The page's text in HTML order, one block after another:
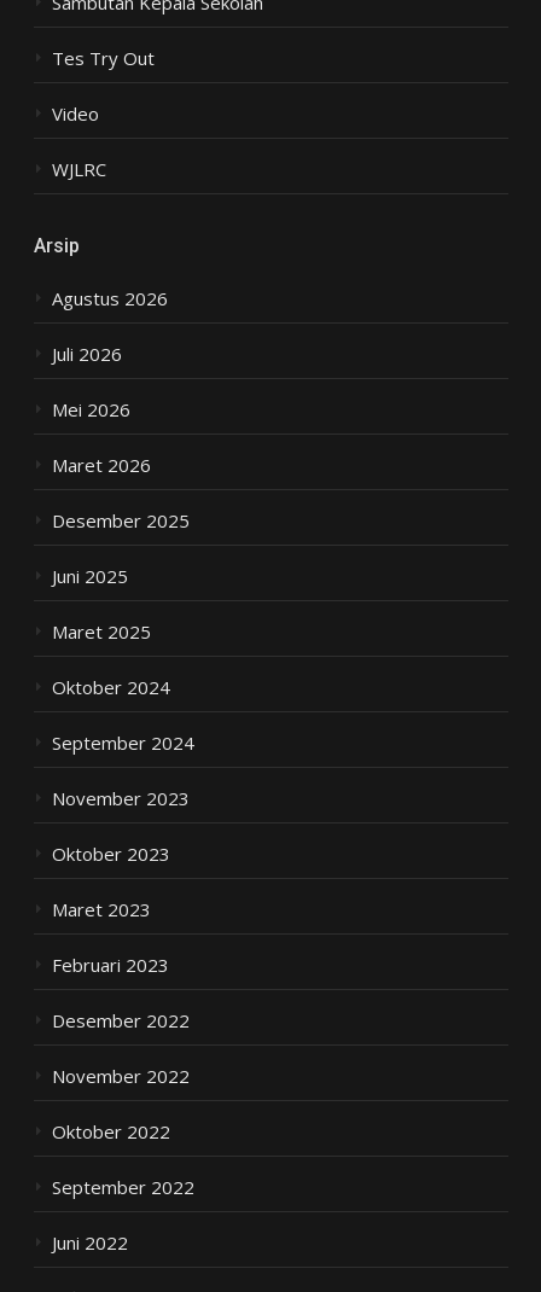
Tes Try Out
Video
WJLRC
Arsip
Agustus 2026
Juli 2026
Mei 2026
Maret 2026
Desember 2025
Juni 2025
Maret 2025
Oktober 2024
September 2024
November 2023
Oktober 2023
Maret 2023
Februari 2023
Desember 2022
November 2022
Oktober 2022
September 2022
Juni 2022